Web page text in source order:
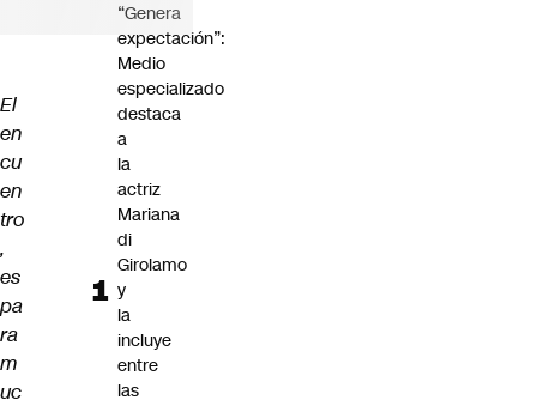
El
en
cu
en
tro
,
es
pa
ra
m
uc
“Genera
expectación”:
Medio
especializado
destaca
a
la
actriz
Mariana
di
Girolamo
y
la
incluye
entre
las